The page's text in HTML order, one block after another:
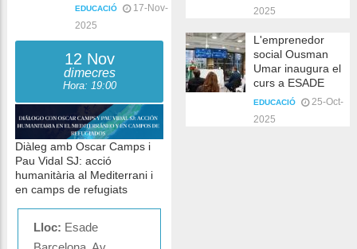
EDUCACIÓ
17-Nov-
2025
2025
12 Nov
dimecres
Hora: 19:00
Diàleg amb Oscar Camps i
Pau Vidal SJ: acció
humanitària al Mediterrani i
en camps de refugiats
Lloc: Esade
L'emprenedor
social Ousman
Umar inaugura el
curs a ESADE
EDUCACIÓ
25-Oct-
2025